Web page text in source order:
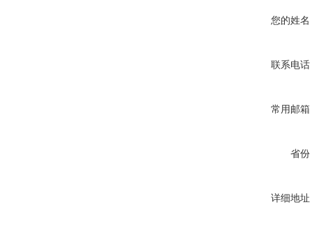
您的姓名
联系电话
常用邮箱
省份
详细地址